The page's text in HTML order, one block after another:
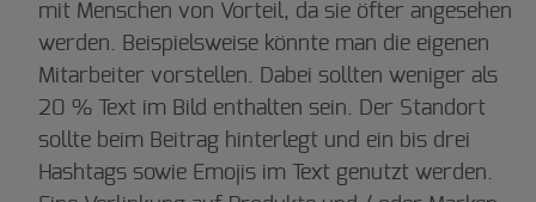
mit Menschen von Vorteil, da sie öfter angesehen
werden. Beispielsweise könnte man die eigenen
Mitarbeiter vorstellen. Dabei sollten weniger als
20 % Text im Bild enthalten sein. Der Standort
sollte beim Beitrag hinterlegt und ein bis drei
Hashtags sowie Emojis im Text genutzt werden.